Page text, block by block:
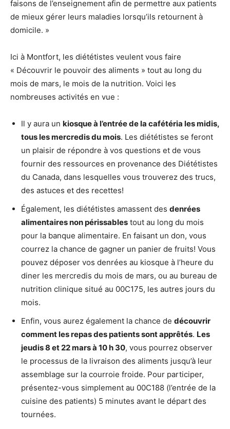
faisons de l’enseignement afin de permettre aux patients
de mieux gérer leurs maladies lorsqu’ils retournent à
domicile. »
Ici à Montfort, les diététistes veulent vous faire
« Découvrir le pouvoir des aliments » tout au long du
mois de mars, le mois de la nutrition. Voici les
nombreuses activités en vue :
Il y aura un kiosque à l’entrée de la cafétéria les midis,
tous les mercredis du mois. Les diététistes se feront
un plaisir de répondre à vos questions et de vous
fournir des ressources en provenance des Diététistes
du Canada, dans lesquelles vous trouverez des trucs,
des astuces et des recettes!
Également, les diététistes amassent des denrées
alimentaires non périssables tout au long du mois
pour la banque alimentaire. En faisant un don, vous
courrez la chance de gagner un panier de fruits! Vous
pouvez déposer vos denrées au kiosque à l’heure du
diner les mercredis du mois de mars, ou au bureau de
nutrition clinique situé au 00C175, les autres jours du
mois.
Enfin, vous aurez également la chance de découvrir
comment les repas des patients sont apprêtés. Les
jeudis 8 et 22 mars à 10 h 30, vous pourrez observer
le processus de la livraison des aliments jusqu’à leur
assemblage sur la courroie froide. Pour participer,
présentez-vous simplement au 00C188 (l’entrée de la
cuisine des patients) 5 minutes avant le départ des
tournées.